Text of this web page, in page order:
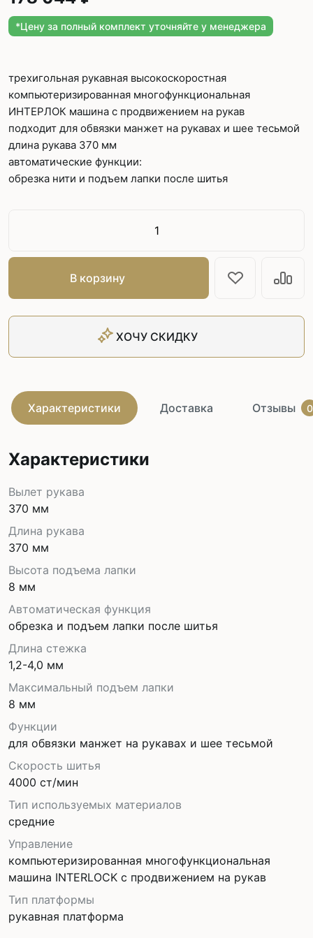
*Цену за полный комплект уточняйте у менеджера
трехигольная рукавная высокоскоростная
компьютеризированная многофункциональная
ИНТЕРЛОК машина с продвижением на рукав
подходит для обвязки манжет на рукавах и шее тесьмой
длина рукава 370 мм
автоматические функции:
обрезка нити и подъем лапки после шитья
В корзину
ХОЧУ СКИДКУ
Характеристики Доставка Отзывы 0
Характеристики
Вылет рукава
370 мм
Длина рукава
370 мм
Высота подъема лапки
8 мм
Автоматическая функция
обрезка и подъем лапки после шитья
Длина стежка
1,2-4,0 мм
Максимальный подъем лапки
8 мм
Функции
для обвязки манжет на рукавах и шее тесьмой
Скорость шитья
4000 ст/мин
Тип используемых материалов
средние
Управление
компьютеризированная многофункциональная
машина INTERLOCK с продвижением на рукав
Тип платформы
рукавная платформа